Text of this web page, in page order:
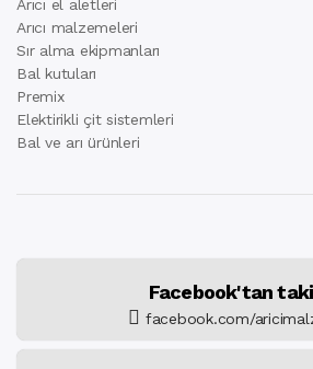
Arıcı el aletleri
Arıcı malzemeleri
Sır alma ekipmanları
Bal kutuları
Premix
Elektirikli çit sistemleri
Bal ve arı ürünleri
Facebook'tan
facebook.com/